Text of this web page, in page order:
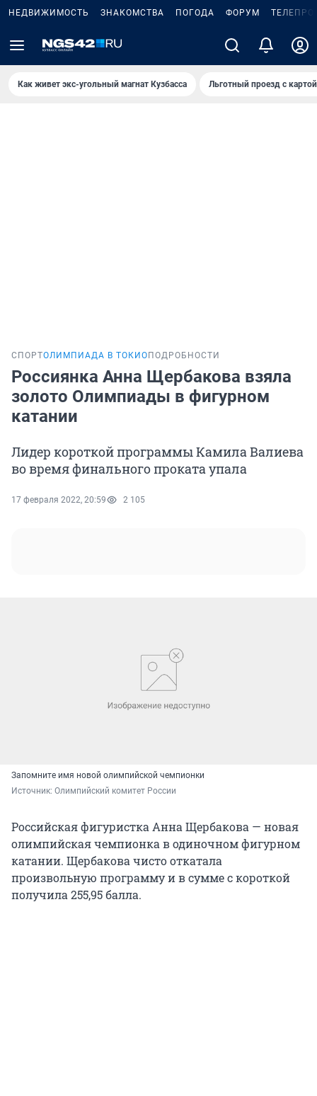
НЕДВИЖИМОСТЬ ЗНАКОМСТВА ПОГОДА ФОРУМ
Как живет экс-угольный магнат Кузбасса Льготный проезд с
СПОРТОЛИМПИАДА В ТОКИО ПОДРОБНОСТИ
Россиянка Анна Щербакова взяла
золото Олимпиады в фигурном
катании
Лидер короткой программы Камила Валиева
во время финального проката упала
17 февраля 2022, 20:59 2 105
Запомните имя новой олимпийской чемпионки
Источник: Олимпийский комитет России
Российская фигуристка Анна Щербакова — новая
олимпийская чемпионка в одиночном фигурном
катании. Щербакова чисто откатала
произвольную программу и в сумме с короткой
получила 255,95 балла.